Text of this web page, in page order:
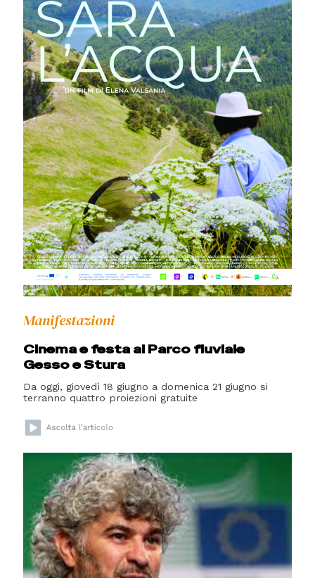
Manifestazioni
Cinema e festa al Parco fluviale
Gesso e Stura
Da oggi, giovedì 18 giugno a domenica 21 giugno si
terranno quattro proiezioni gratuite